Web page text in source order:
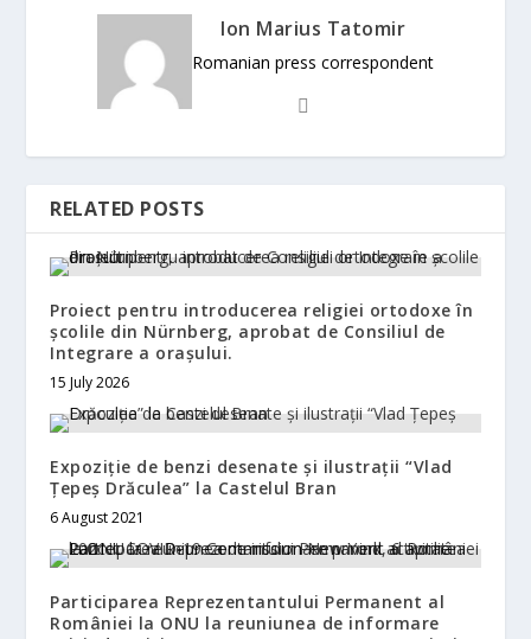
Ion Marius Tatomir
Romanian press correspondent
RELATED POSTS
Proiect pentru introducerea religiei ortodoxe în
școlile din Nürnberg, aprobat de Consiliul de
Integrare a orașului.
15 July 2026
Expoziție de benzi desenate și ilustrații “Vlad
Țepeș Drăculea” la Castelul Bran
6 August 2021
Participarea Reprezentantului Permanent al
României la ONU la reuniunea de informare